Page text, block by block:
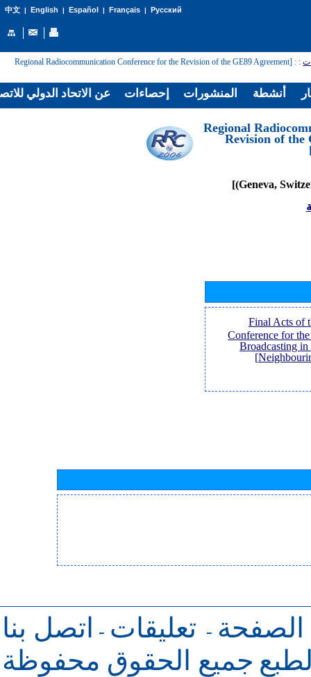
中文| English | Español | Français| Русский
:
: [Regional Radiocommunication Conference for the Revision of the GE89 Agreement
[Regional
Revision of the
[Final Acts of
Conference for
Broadcasting
الصفحة - تعليقات -
اتصل بنا
جميع الحقوق محفوظة
عن الاتحاد الدولي إحصاءات المنشورات أنشطة